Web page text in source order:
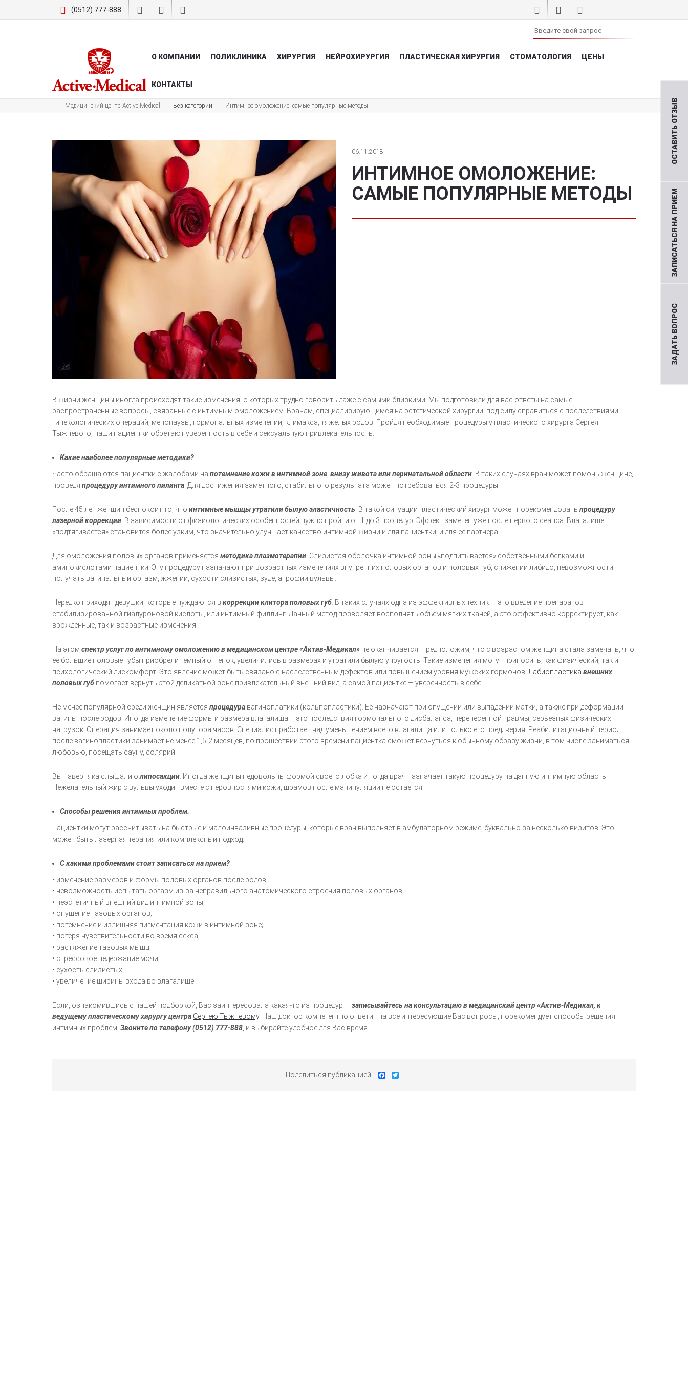
(0512) 777-888
О КОМПАНИИ ПОЛИКЛИНИКА ХИРУРГИЯ НЕЙРОХИРУРГИЯ ПЛАСТИЧЕСКАЯ ХИРУРГИЯ СТОМАТОЛОГИЯ ЦЕНЫ
КОНТАКТЫ
ЗАДАТЬ ВОПРОС
ЗАПИСАТЬСЯ НА ПРИЕМ
ОСТАВИТЬ ОТЗЫВ
Медицинский центр Active Medical Без категории Интимное омоложение: самые популярные методы
06.11.2018
ИНТИМНОЕ ОМОЛОЖЕНИЕ:
САМЫЕ ПОПУЛЯРНЫЕ МЕТОДЫ
В жизни женщины иногда происходят такие изменения, о которых трудно говорить даже с самыми близкими. Мы подготовили для вас ответы на самые
распространенные вопросы, связанные с интимным омоложением. Врачам, специализирующимся на эстетической хирургии, под силу справиться с последствиями
гинекологических операций, менопаузы, гормональных изменений, климакса, тяжелых родов. Пройдя необходимые процедуры у пластического хирурга Сергея
Тыжневого, наши пациентки обретают уверенность в себе и сексуальную привлекательность.
Какие наиболее популярные методики?
Часто обращаются пациентки с жалобами на потемнение кожи в интимной зоне, внизу живота или перинатальной области. В таких случаях врач может помочь женщине,
проведя процедуру интимного пилинга. Для достижения заметного, стабильного результата может потребоваться 2-3 процедуры.
После 45 лет женщин беспокоит то, что интимные мышцы утратили былую эластичность. В такой ситуации пластический хирург может порекомендовать процедуру
лазерной коррекции. В зависимости от физиологических особенностей нужно пройти от 1 до 3 процедур. Эффект заметен уже после первого сеанса. Влагалище
«подтягивается» становится более узким, что значительно улучшает качество интимной жизни и для пациентки, и для ее партнера.
Для омоложения половых органов применяется методика плазмотерапии. Слизистая оболочка интимной зоны «подпитывается» собственными белками и
аминокислотами пациентки. Эту процедуру назначают при возрастных изменениях внутренних половых органов и половых губ, снижении либидо, невозможности
получать вагинальный оргазм, жжении, сухости слизистых, зуде, атрофии вульвы.
Нередко приходят девушки, которые нуждаются в коррекции клитора половых губ. В таких случаях одна из эффективных техник — это введение препаратов
стабилизированной гиалуроновой кислоты, или интимный филлинг. Данный метод позволяет восполнять объем мягких тканей, а это эффективно корректирует, как
врожденные, так и возрастные изменения.
На этом спектр услуг по интимному омоложению в медицинском центре «Актив-Медикал» не оканчивается. Предположим, что с возрастом женщина стала замечать, что
ее большие половые губы приобрели темный оттенок, увеличились в размерах и утратили былую упругость. Такие изменения могут приносить, как физический, так и
психологический дискомфорт. Это явление может быть связано с наследственным дефектов или повышением уровня мужских гормонов.Лабиопластика внешних
половых губ помогает вернуть этой деликатной зоне привлекательный внешний вид, а самой пациентке — уверенность в себе.
Не менее популярной среди женщин является процедура вагиноплатики (кольпопластики). Ее назначают при опущении или выпадении матки, а также при деформации
вагины после родов. Иногда изменение формы и размера влагалища – это последствия гормонального дисбаланса, перенесенной травмы, серьезных физических
нагрузок. Операция занимает около полутора часов. Специалист работает над уменьшением всего влагалища или только его преддверия. Реабилитационный период
после вагинопластики занимает не менее 1,5-2 месяцев, по прошествии этого времени пациентка сможет вернуться к обычному образу жизни, в том числе заниматься
любовью, посещать сауну, солярий.
Вы наверняка слышали олипосакции. Иногда женщины недовольны формой своего лобка и тогда врач назначает такую процедуру на данную интимную область.
Нежелательный жир с вульвы уходит вместе с неровностями кожи, шрамов после манипуляции не остается.
Способы решения интимных проблем.
Пациентки могут рассчитывать на быстрые и малоинвазивные процедуры, которые врач выполняет в амбулаторном режиме, буквально за несколько визитов. Это
может быть лазерная терапия или комплексный подход.
С какими проблемами стоит записаться на прием?
• изменение размеров и формы половых органов после родов;
• невозможность испытать оргазм из-за неправильного анатомического строения половых органов;
• неэстетичный внешний вид интимной зоны;
• опущение тазовых органов;
• потемнение и излишняя пигментация кожи в интимной зоне;
• потеря чувствительности во время секса;
• растяжение тазовых мышц;
• стрессовое недержание мочи;
• сухость слизистых;
• увеличение ширины входа во влагалище.
Если, ознакомившись с нашей подборкой, Вас заинтересовала какая-то из процедур — записывайтесь на консультацию в медицинский центр «Актив-Медикал, к
ведущему пластическому хирургу центра Сергею Тыжневому. Наш доктор компетентно ответит на все интересующие Вас вопросы, порекомендует способы решения
интимных проблем. Звоните по телефону (0512) 777-888, и выбирайте удобное для Вас время.
Поделиться публикацией Facebook
Twitter